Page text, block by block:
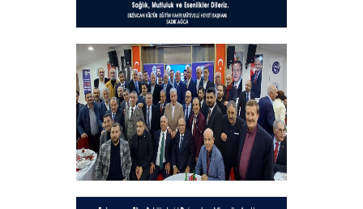
Hayırlı Bayramlar
+
Geleneksel İftar Programımız